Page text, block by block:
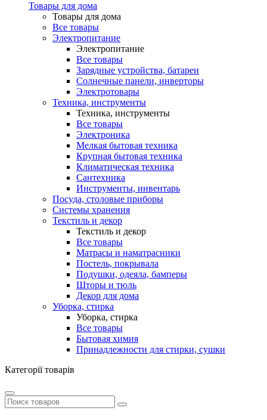
Товары для дома
Товары для дома
Все товары
Электропитание
Электропитание
Все товары
Зарядные устройства, батареи
Солнечные панели, инверторы
Электротовары
Техника, инструменты
Техника, инструменты
Все товары
Электроника
Мелкая бытовая техника
Крупная бытовая техника
Климатическая техника
Сантехника
Инструменты, инвентарь
Посуда, столовые приборы
Системы хранения
Текстиль и декор
Текстиль и декор
Все товары
Матрасы и наматрасники
Постель, покрывала
Подушки, одеяла, бамперы
Шторы и тюль
Декор для дома
Уборка, стирка
Уборка, стирка
Все товары
Бытовая химия
Принадлежности для стирки, сушки
Категорії товарів